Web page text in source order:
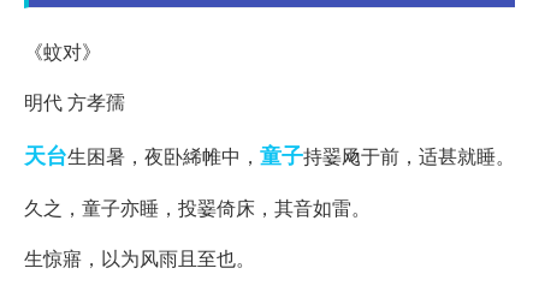
《蚊对》
明代 方孝孺
天台生困暑，夜卧絺帷中， 童子持翣飏于前，适甚就睡。
久之，童子亦睡，投翣倚床，其音如雷。
生惊寤，以为风雨且至也。